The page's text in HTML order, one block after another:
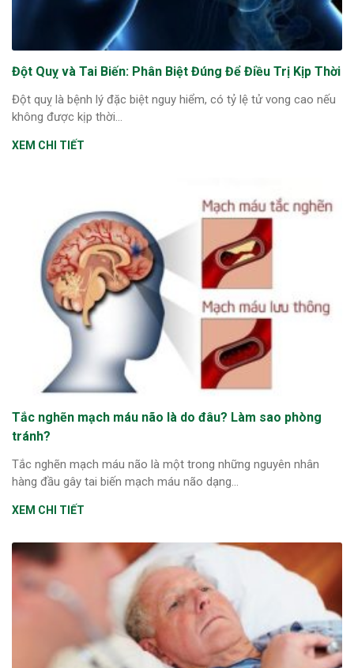
Đột Quỵ và Tai Biến: Phân Biệt Đúng Để Điều Trị Kịp Thời
Đột quỵ là bệnh lý đặc biệt nguy hiểm, có tỷ lệ tử vong cao nếu
không được kịp thời...
XEM CHI TIẾT
Tắc nghẽn mạch máu não là do đâu? Làm sao phòng
tránh?
Tắc nghẽn mạch máu não là một trong những nguyên nhân
hàng đầu gây tai biến mạch máu não dạng...
XEM CHI TIẾT